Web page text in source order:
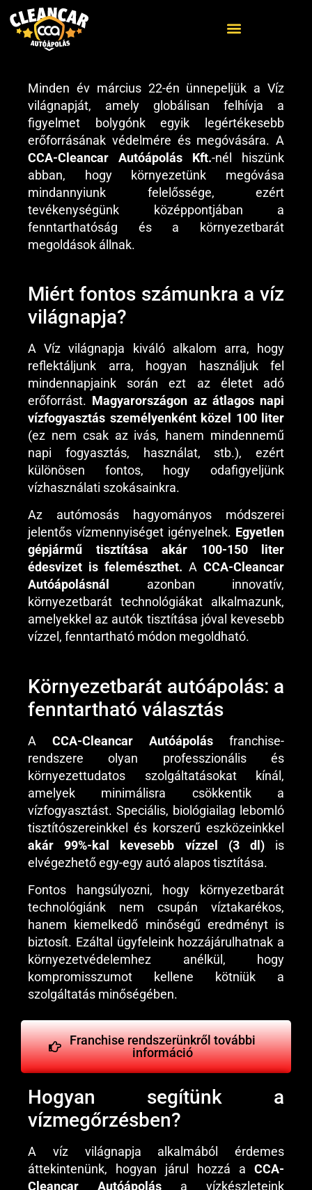
ELŐZŐ
Sopron érkezünk – Új franchise partner
KÖVETKEZŐ
Pápai partnerünk elvégezte oktatásunk!
Minden év március 22-én ünnepeljük a Víz
világnapját, amely globálisan felhívja a
figyelmet bolygónk egyik legértékesebb
erőforrásának védelmére és megóvására. A
CCA-Cleancar Autóápolás Kft.-nél hiszünk
abban, hogy környezetünk megóvása
mindannyiunk felelőssége, ezért
tevékenységünk középpontjában a
fenntarthatóság és a környezetbarát
megoldások állnak.
Miért fontos számunkra a víz
világnapja?
A Víz világnapja kiváló alkalom arra, hogy
reflektáljunk arra, hogyan használjuk fel
mindennapjaink során ezt az életet adó
erőforrást. Magyarországon az átlagos napi
vízfogyasztás személyenként közel 100 liter
(ez nem csak az ivás, hanem mindennemű
napi fogyasztás, használat, stb.), ezért
különösen fontos, hogy odafigyeljünk
vízhasználati szokásainkra.
Az autómosás hagyományos módszerei
jelentős vízmennyiséget igényelnek. Egyetlen
gépjármű tisztítása akár 100-150 liter
édesvizet is felemészthet. A CCA-Cleancar
Autóápolásnál
azonban innovatív,
környezetbarát technológiákat alkalmazunk,
amelyekkel az autók tisztítása jóval kevesebb
vízzel, fenntartható módon megoldható.
Környezetbarát autóápolás: a
fenntartható választás
A CCA-Cleancar Autóápolás franchise-
rendszere olyan professzionális és
környezettudatos szolgáltatásokat kínál,
amelyek minimálisra csökkentik a
vízfogyasztást. Speciális, biológiailag lebomló
tisztítószereinkkel és korszerű eszközeinkkel
akár 99%-kal kevesebb vízzel (3 dl)is
elvégezhető egy-egy autó alapos tisztítása.
Fontos hangsúlyozni, hogy környezetbarát
technológiánk nem csupán víztakarékos,
hanem kiemelkedő minőségű eredményt is
biztosít. Ezáltal ügyfeleink hozzájárulhatnak a
környezetvédelemhez anélkül, hogy
kompromisszumot kellene kötniük a
szolgáltatás minőségében.
Franchise rendszerünkről további
információ
Hogyan segítünk a
vízmegőrzésben?
A víz világnapja alkalmából érdemes
áttekintenünk, hogyan járul hozzá a CCA-
Cleancar Autóápolás a vízkészleteink